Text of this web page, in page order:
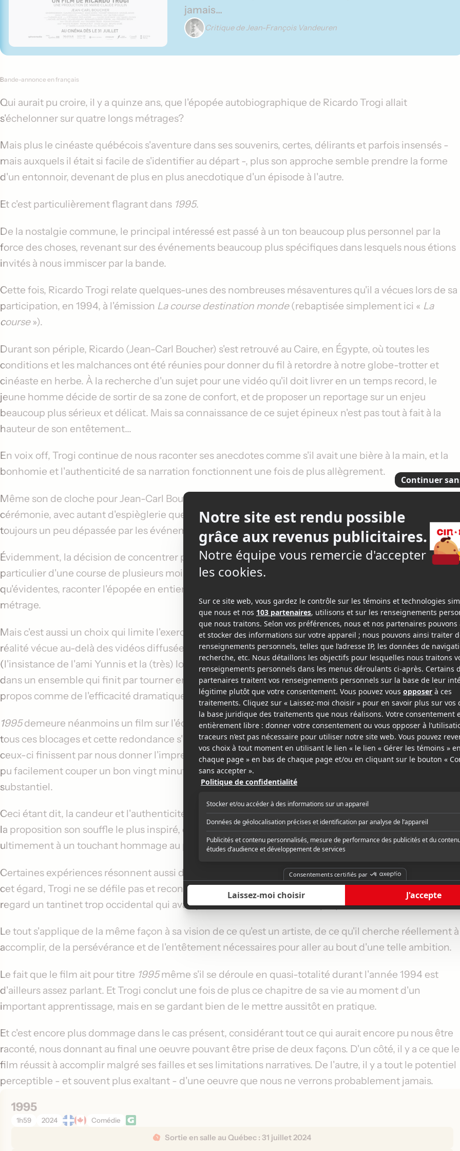
jamais...
Critique de Jean-François Vandeuren
1995
1h59 2024 Comédie
Sortie en salle au Québec : 31 juillet 2024
Contenu de la critique
Bande-annonce en français
Qui aurait pu croire, il y a quinze ans, que l'épopée autobiographique de Ricardo Trogi allait
s'échelonner sur quatre longs métrages?
Mais plus le cinéaste québécois s'aventure dans ses souvenirs, certes, délirants et parfois insensés -
mais auxquels il était si facile de s'identifier au départ -, plus son approche semble prendre la forme
d'un entonnoir, devenant de plus en plus anecdotique d'un épisode à l'autre.
Et c'est particulièrement flagrant dans 1995.
De la nostalgie commune, le principal intéressé est passé à un ton beaucoup plus personnel par la
force des choses, revenant sur des événements beaucoup plus spécifiques dans lesquels nous étions
invités à nous immiscer par la bande.
Cette fois, Ricardo Trogi relate quelques-unes des nombreuses mésaventures qu'il a vécues lors de sa
participation, en 1994, à l'émission La course destination monde(rebaptisée simplement ici « La
course»).
Durant son périple, Ricardo (Jean-Carl Boucher) s'est retrouvé au Caire, en Égypte, où toutes les
conditions et les malchances ont été réunies pour donner du fil à retordre à notre globe-trotter et
cinéaste en herbe. À la recherche d'un sujet pour une vidéo qu'il doit livrer en un temps record, le
jeune homme décide de sortir de sa zone de confort, et de proposer un reportage sur un enjeu
beaucoup plus sérieux et délicat. Mais sa connaissance de ce sujet épineux n'est pas tout à fait à la
hauteur de son entêtement...
En voix off, Trogi continue de nous raconter ses anecdotes comme s'il avait une bière à la main, et la
bonhomie et l'authenticité de sa narration fonctionnent une fois de plus allègrement.
Même son de cloche pour Jean-Carl Boucher, qui incarne toujours aussi justement le jeune maître de
cérémonie, avec autant d'espièglerie que de maladresse, adoptant une attitude fonceuse, mais
toujours un peu dépassée par les événements.
Évidemment, la décision de concentrer pratiquement toutes ses énergies sur un chapitre en
particulier d'une course de plusieurs mois autour du monde est délibérée. Pour des raisons plus
qu'évidentes, raconter l'épopée en entier aurait davantage été de l'ordre de la série télé que du long
métrage.
Mais c'est aussi un choix qui limite l'exercice dans ses propres élans. En nous donnant un aperçu de la
réalité vécue au-delà des vidéos diffusées, Trogi signe bien plusieurs moments comiques fort
(l'insistance de l'ami Yunnis et la (très) longue séquence des douanes en sont de bons exemples),
dans un ensemble qui finit par tourner en rond et s'étirer un peu trop en longueur pour le bien de son
propos comme de l'efficacité dramatique.
1995demeure néanmoins un film sur l'échec et toutes les frustrations qui viennent avec. Mais même
tous ces blocages et cette redondance s'imposent comme l'un des principaux moteurs du projet,
ceux-ci finissent par nous donner l'impression de meubler artificiellement un récit dont nous aurions
pu facilement couper un bon vingt minutes. Ou du moins, consacrer celles-ci à quelque chose de plus
substantiel.
Ceci étant dit, la candeur et l'authenticité dont fait toujours preuve Ricardo Trogi donnent également
la proposition son souffle le plus inspiré, en particulier durant la seconde moitié du film, qui mène
ultimement à un touchant hommage au père de ce dernier.
Certaines expériences résonnent aussi davantage avec les sensibilités du monde d'aujourd'hui. Et à
cet égard, Trogi ne se défile pas et reconnaît ses propres faux pas, notamment en ce qui a trait au
regard un tantinet trop occidental qui avait pu teinter sa démarche à l'époque.
Le tout s'applique de la même façon à sa vision de ce qu'est un artiste, de ce qu'il cherche réellement à
accomplir, de la persévérance et de l'entêtement nécessaires pour aller au bout d'une telle ambition.
Le fait que le film ait pour titre 1995même s'il se déroule en quasi-totalité durant l'année 1994 est
d'ailleurs assez parlant. Et Trogi conclut une fois de plus ce chapitre de sa vie au moment d'un
important apprentissage, mais en se gardant bien de le mettre aussitôt en pratique.
Et c'est encore plus dommage dans le cas présent, considérant tout ce qui aurait encore pu nous être
raconté, nous donnant au final une oeuvre pouvant être prise de deux façons. D'un côté, il y a ce que le
film réussit à accomplir malgré ses failles et ses limitations narratives. De l'autre, il y a tout le potentiel
perceptible - et souvent plus exaltant - d'une oeuvre que nous ne verrons probablement jamais.